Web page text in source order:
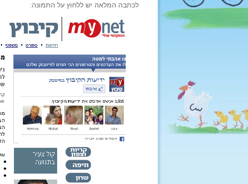
לכתבה המלאה יש ללחוץ על התמונה: